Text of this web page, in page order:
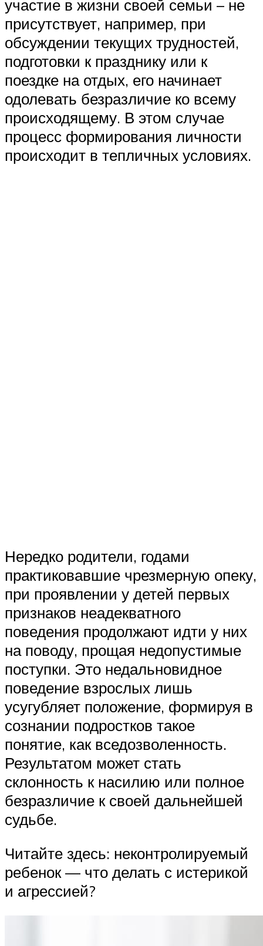
участие в жизни своей семьи – не
присутствует, например, при
обсуждении текущих трудностей,
подготовки к празднику или к
поездке на отдых, его начинает
одолевать безразличие ко всему
происходящему. В этом случае
процесс формирования личности
происходит в тепличных условиях.
Нередко родители, годами
практиковавшие чрезмерную опеку,
при проявлении у детей первых
признаков неадекватного
поведения продолжают идти у них
на поводу, прощая недопустимые
поступки. Это недальновидное
поведение взрослых лишь
усугубляет положение, формируя в
сознании подростков такое
понятие, как вседозволенность.
Результатом может стать
склонность к насилию или полное
безразличие к своей дальнейшей
судьбе.
Читайте здесь: неконтролируемый
ребенок — что делать с истерикой
и агрессией?